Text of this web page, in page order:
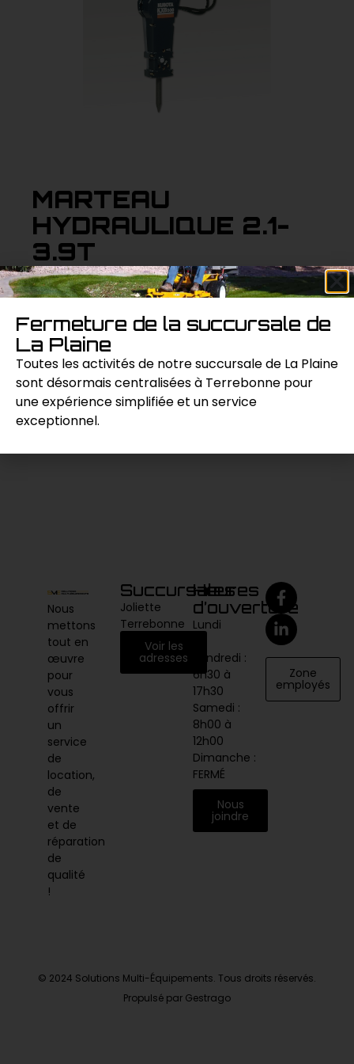
MARTEAU
HYDRAULIQUE 2.1-
3.9T
Adapté aux excavatrices de 2.1 à 3.9 tonnes, ce
exceptionnelle pour les travaux de démolition
et de déblaiement. Robuste et fiable.
Demande de prix
Nous
mettons
tout en
œuvre
pour
vous
offrir
un
service
de
location,
de
vente
et de
réparation
de
qualité
!
Succursales
Joliette
Terrebonne
Voir les
adresses
Heures
d’ouverture
Lundi
vendredi :
6h30 à
17h30
Samedi :
8h00 à
12h00
Dimanche :
FERMÉ
Nous
joindre
Zone
employés
© 2024 Solutions Multi-Équipements. Tous droits réservés.
Propulsé par Gestrago
Fermeture de la succursale de
La Plaine
Toutes les activités de notre succursale de La Plaine
sont désormais centralisées à Terrebonne pour
une expérience simplifiée et un service
exceptionnel.